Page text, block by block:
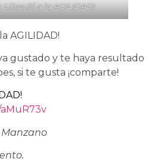
Libro ¡Sí a la AGILIDAD!
AGILIDAD!
gustado y te haya resultado
si te gusta ¡comparte!
Manzano